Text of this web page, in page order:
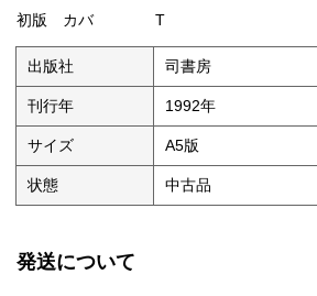
初版 カバ T
出版社 司書房
刊行年 1992年
サイズ A5版
状態 中古品
発送について